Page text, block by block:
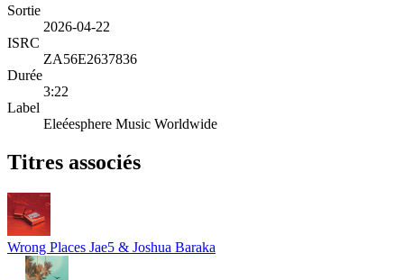
Sortie
2026-04-22
ISRC
ZA56E2637836
Durée
3:22
Label
Eleéesphere Music Worldwide
Titres associés
Wrong Places Jae5 & Joshua Baraka